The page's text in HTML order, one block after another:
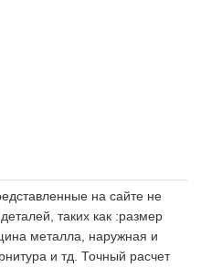
на сайте не
таких как :размер
металла, наружная и
и тд. Точный расчет